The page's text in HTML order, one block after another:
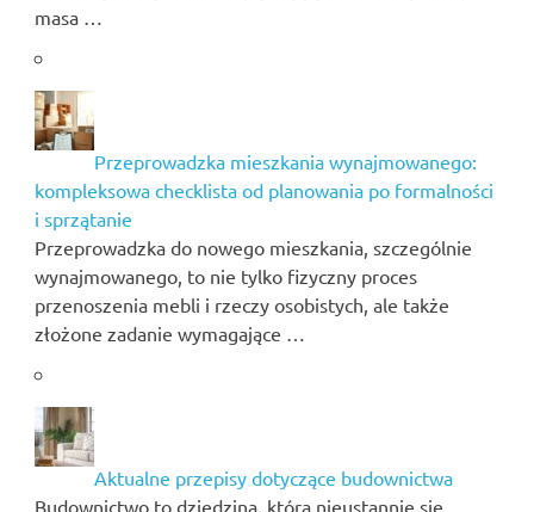
masa …
Przeprowadzka mieszkania wynajmowanego:
kompleksowa checklista od planowania po formalności
i sprzątanie
Przeprowadzka do nowego mieszkania, szczególnie
wynajmowanego, to nie tylko fizyczny proces
przenoszenia mebli i rzeczy osobistych, ale także
złożone zadanie wymagające …
Aktualne przepisy dotyczące budownictwa
Budownictwo to dziedzina, która nieustannie się